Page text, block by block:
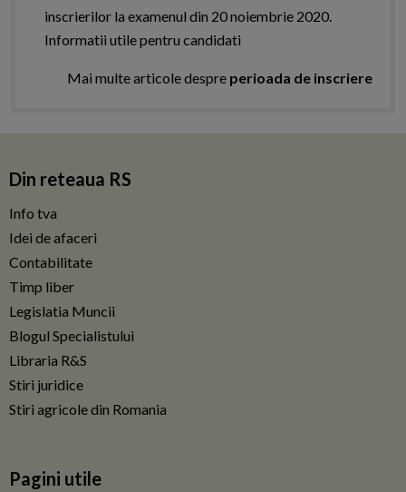
inscrierilor la examenul din 20 noiembrie 2020.
Informatii utile pentru candidati
Mai multe articole despre perioada de inscriere
Din reteaua RS
Info tva
Idei de afaceri
Contabilitate
Timp liber
Legislatia Muncii
Blogul Specialistului
Libraria R&S
Stiri juridice
Stiri agricole din Romania
Pagini utile